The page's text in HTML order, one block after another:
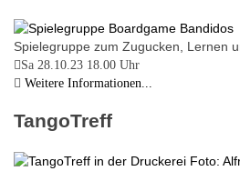
Spielegruppe zum Zugucken, Lernen
Sa 28.10.23 18.00 Uhr
Weitere Informationen...
TangoTreff